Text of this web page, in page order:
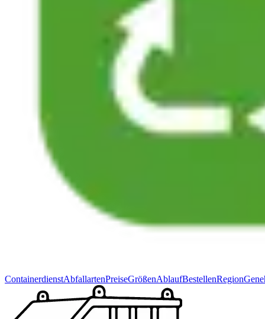
ContainerdienstAbfallartenPreiseGrößenAblaufBestellenRegion